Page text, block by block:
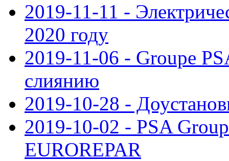
2019-11-11 -
2020 году
2019-11-06 - Groupe
слиянию
2019-10-28 -
2019-10-02 - PSA
EUROREPAR